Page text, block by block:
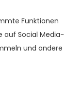
Funktionen
auf Social Media-
und andere